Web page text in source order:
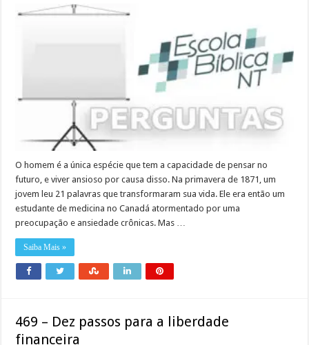
O homem é a única espécie que tem a capacidade de pensar no
futuro, e viver ansioso por causa disso. Na primavera de 1871, um
jovem leu 21 palavras que transformaram sua vida. Ele era então um
estudante de medicina no Canadá atormentado por uma
preocupação e ansiedade crônicas. Mas …
Saiba Mais »
469 – Dez passos para a liberdade
financeira